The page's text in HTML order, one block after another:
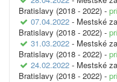
Bratislavy (2018 - 2022) -
07.04.2022 - Mestské
Bratislavy (2018 - 2022) -
31.03.2022 - Mestské
Bratislavy (2018 - 2022) -
24.02.2022 - Mestské
Bratislavy (2018 - 2022) -